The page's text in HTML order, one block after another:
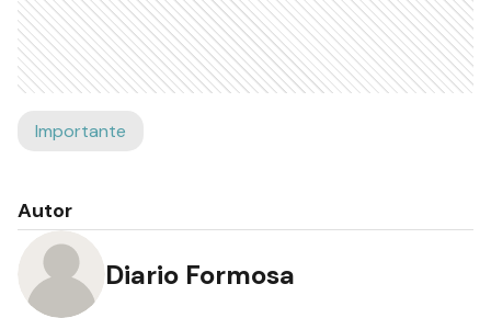
Importante
Autor
Diario Formosa